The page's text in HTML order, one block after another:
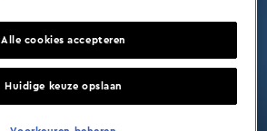
Alle cookies accepteren
Huidige keuze opslaan